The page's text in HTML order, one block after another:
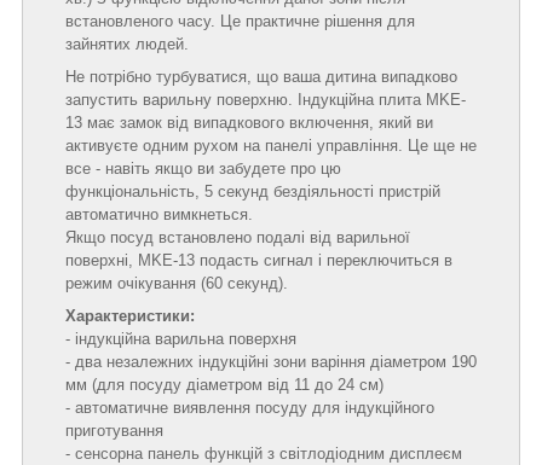
встановленого часу. Це практичне рішення для
зайнятих людей.
Не потрібно турбуватися, що ваша дитина випадково
запустить варильну поверхню. Індукційна плита MKE-
13 має замок від випадкового включення, який ви
активуєте одним рухом на панелі управління. Це ще не
все - навіть якщо ви забудете про цю
функціональність, 5 секунд бездіяльності пристрій
автоматично вимкнеться.
Якщо посуд встановлено подалі від варильної
поверхні, MKE-13 подасть сигнал і переключиться в
режим очікування (60 секунд).
Характеристики:
- індукційна варильна поверхня
- два незалежних індукційні зони варіння діаметром 190
мм (для посуду діаметром від 11 до 24 см)
- автоматичне виявлення посуду для індукційного
приготування
- сенсорна панель функцій з світлодіодним дисплеєм